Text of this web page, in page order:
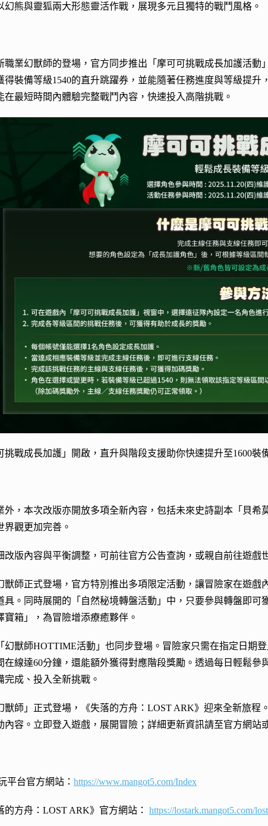
幻熊與靈狐兩大形態靈活作戰，展現多元且獨特的戰鬥風格。
職業幻獸師的登場，官方同步推出「摩可可挑戰成長加護活
得裝備等級1540的直升跳躍券，並能隨著任務進度與等級提
在最短時間內體驗完整戰鬥內容，快速投入高階挑戰。
挑戰成長加護」開啟，直升與階段支援助你快速提升至1600裝
外，本次改版亦開放多項全新內容，包括未來史詩副本「貝
界觀更加完善。
改版內容與平衡調整，可前往官方公告查詢，或親自前往遊戲
獸師正式登場，官方特別推出多項限定活動，讓冒險家在遊
具。同時展開的「自然秘境轉盤活動」中，只要參與轉盤即
寶箱」，為冒險增添療癒夥伴。
幻獸師HOTTIME活動」也同步登場。冒險家只需在指定日期
在線達60分鐘，還能額外獲得對應階段獎勵。透過每日輕鬆
完成、投入全新挑戰。
獸師」正式登場，《失落的方舟：LOST ARK》迎來全新旅
內容。立即登入遊戲，展開冒險；詳細更新資訊請至官方網站
平台官方網站： https://www.mangot5.com/Index
方舟：LOST ARK》官方網站： https://lostark.mangot5.com/